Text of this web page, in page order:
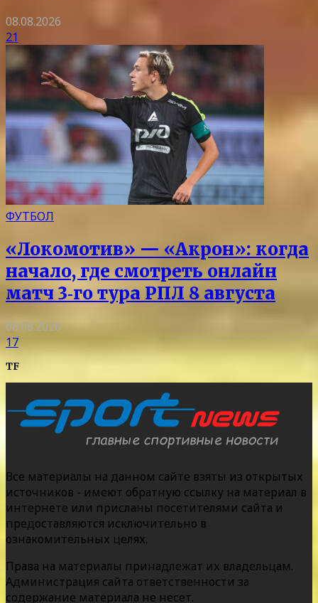
08.08.2026
21
ФУТБОЛ
«Локомотив» — «Акрон»: когда
начало, где смотреть онлайн
матч 3‑го тура РПЛ 8 августа
08.08.2026
17
TF
Все материалы на данном сайте взяты из открытых
источников - имеют обратную ссылку на материал в
интернете или присланы посетителями сайта и
предоставляются исключительно в
ознакомительных целях.
Права на материалы принадлежат их владельцам.
Администрация сайта ответственности за
содержание материала не несет.